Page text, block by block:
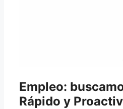
Empleo:
Rápido y